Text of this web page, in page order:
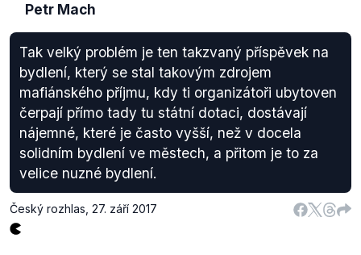
Petr Mach
Tak velký problém je ten takzvaný příspěvek na
bydlení, který se stal takovým zdrojem
mafiánského příjmu, kdy ti organizátoři ubytoven
čerpají přímo tady tu státní dotaci, dostávají
nájemné, které je často vyšší, než v docela
solidním bydlení ve městech, a přitom je to za
velice nuzné bydlení.
Český rozhlas 27. září 2017